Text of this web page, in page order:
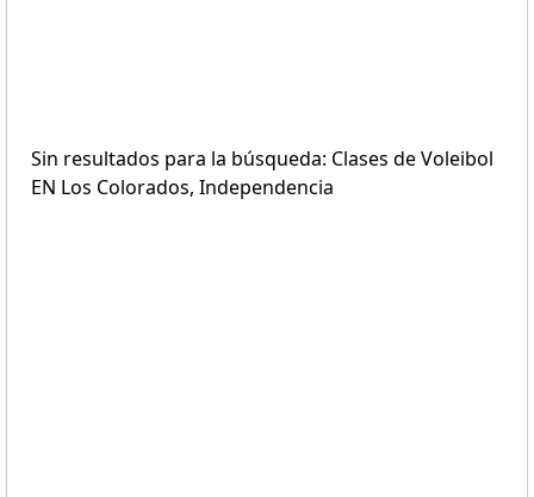
Sin resultados para la búsqueda: Clases de Voleibol
EN Los Colorados, Independencia